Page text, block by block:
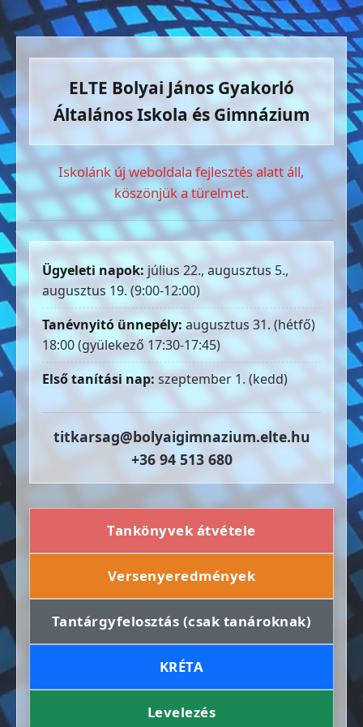
ELTE Bolyai János Gyakorló
Általános Iskola és Gimnázium
Iskolánk új weboldala fejlesztés alatt áll,
köszönjük a türelmet.
Ügyeleti napok: július 22., augusztus 5.,
augusztus 19. (9:00-12:00)
Tanévnyitó ünnepély: augusztus 31. (hétfő)
18:00 (gyülekező 17:30-17:45)
Első tanítási nap: szeptember 1. (kedd)
titkarsag@bolyaigimnazium.elte.hu
+36 94 513 680
Tankönyvek átvétele
Versenyeredmények
Tantárgyfelosztás (csak tanároknak)
KRÉTA
Levelezés